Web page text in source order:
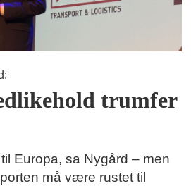
trumfer
Europa, sa Nygård – men
må være rustet til